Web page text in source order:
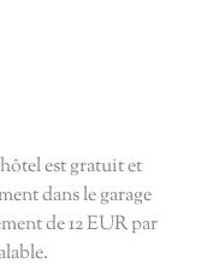
est gratuit et
dans le garage
de 12 EUR par